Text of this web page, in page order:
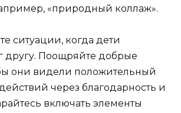
«природный коллаж».
ситуации, когда дети
другу. Поощряйте добрые
они видели положительный
через благодарность и
включать элементы